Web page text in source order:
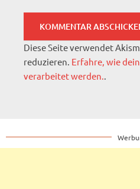
Diese Seite verwendet
reduzieren. Erfahre, wie
verarbeitet werden..